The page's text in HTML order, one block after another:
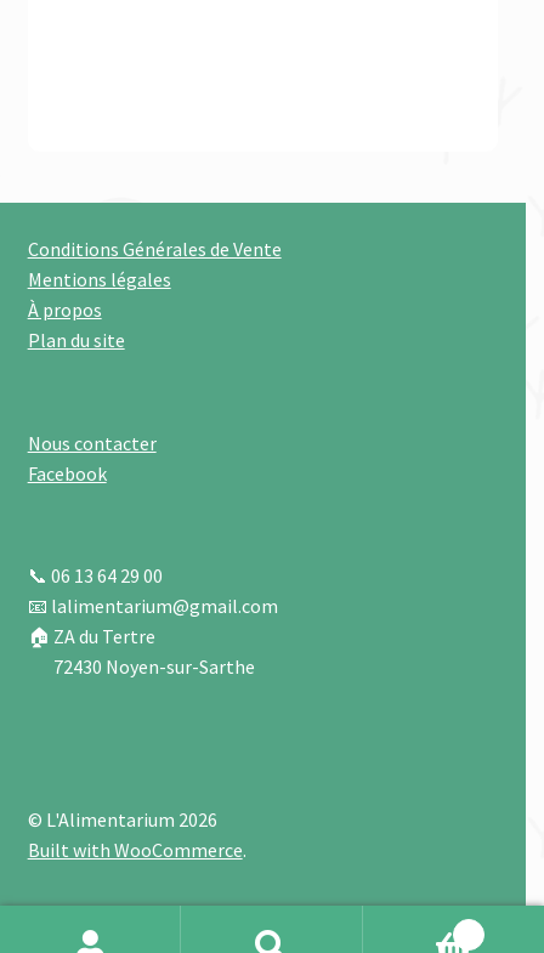
Conditions Générales de Vente
Mentions légales
À propos
Plan du site
Nous contacter
Facebook
📞 06 13 64 29 00
📧 lalimentarium@gmail.com
🏠 ZA du Tertre
72430 Noyen-sur-Sarthe
© L'Alimentarium 2026
Built with WooCommerce.